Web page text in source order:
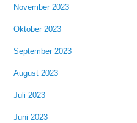
November 2023
Oktober 2023
September 2023
August 2023
Juli 2023
Juni 2023